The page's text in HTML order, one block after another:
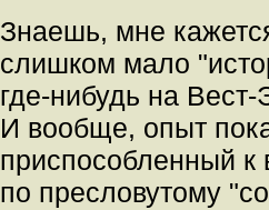
Знаешь, мне
слишком мало
где-нибудь на
И вообще, опыт
приспособленный
по пресловутому